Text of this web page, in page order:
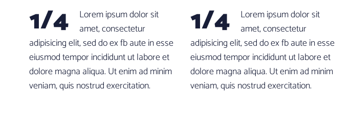
1/4
Lorem ipsum dolor sit
amet, consectetur
adipisicing elit, sed do ex fb aute in esse
eiusmod tempor incididunt ut labore et
dolore magna aliqua. Ut enim ad minim
veniam, quis nostrud exercitation.
1/4
Lorem ipsum dolor sit
amet, consectetur
adipisicing elit, sed do ex fb aute in esse
eiusmod tempor incididunt ut labore et
dolore magna aliqua. Ut enim ad minim
veniam, quis nostrud exercitation.